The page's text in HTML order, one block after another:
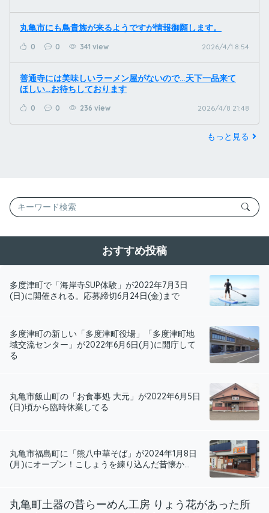
丸亀市にも鳥貴族が来るようですが情報御願します。
0 0 341 view 2026/4/1 8:54
善通寺には美味しいラーメン屋がないので…天下一品来て
ほしい…お待ちしております
0 0 236 view 2026/4/8 21:48
もっと見る
おすすめ投稿
多度津町で「海岸寺SUP体験」が2022年7月3日
(日)に開催される。応募締切6月24日(金)まで
多度津町の新しい「多度津町役場」「多度津町地
域交流センター」が2022年6月6日(月)に開庁して
る
丸亀市飯山町の「お食事処 大元」が2022年6月5日
(日)頃から臨時休業してる
丸亀市福島町に「熊八中華そば」が2024年1月8日
(月)にオープン！こしょうを練り込んだ昔懐か...
丸亀町土器の昔らーめん工房 りょう花があった所